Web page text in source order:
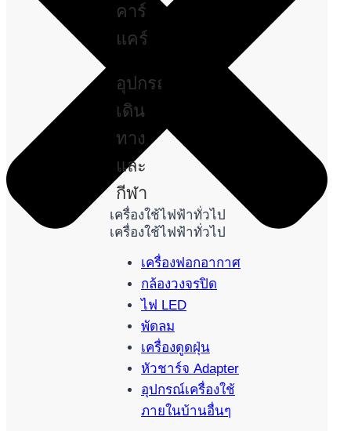
คาร์
แคร์
อุปกรณ์
เดิน
ทาง
และ
กีฬา
เครื่องใช้ไฟฟ้าทั่วไป
เครื่องใช้ไฟฟ้าทั่วไป
เครื่องฟอกอากาศ
กล้องวงจรปิด
ไฟ LED
พัดลม
เครื่องดูดฝุ่น
หัวชาร์จ Adapter
อุปกรณ์เครื่องใช้
ภายในบ้านอื่นๆ